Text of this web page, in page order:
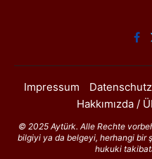
Impressum
Hakkımızda /
© 2025 Aytürk. Alle Rechte
bilgiyi ya da belgeyi, herhangi bir
hukuki